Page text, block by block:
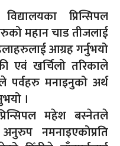
प्रिन्सिपल
महान चाड तीजलाई
आग्रह गर्नुभयो
एव‌ं खर्चिलो तरिकाले
पर्वहरु मनाइनुको अर्थ
।
महेश बस्नेतले
नमनाइएकोप्रति